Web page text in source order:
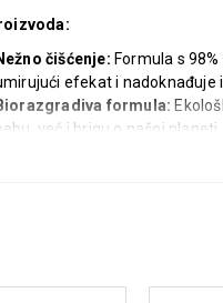
čišćenje: Formula s
efekat i nadoknađuje
formula:
već i brigu o našoj planeti.